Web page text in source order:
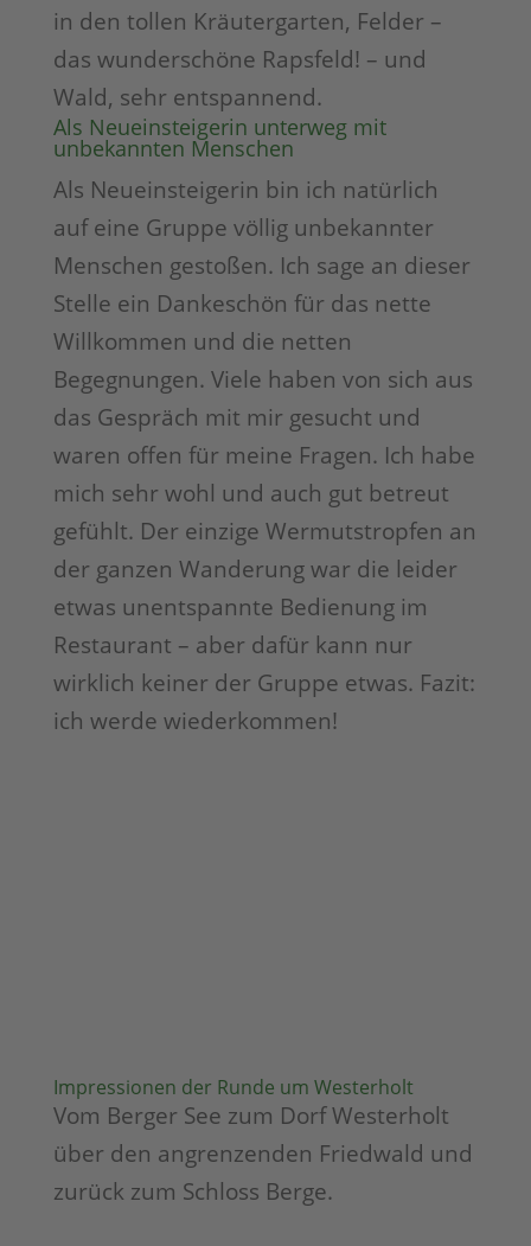
in den tollen Kräutergarten, Felder –
das wunderschöne Rapsfeld! – und
Wald, sehr entspannend.
Als Neueinsteigerin unterweg mit
unbekannten Menschen
Als Neueinsteigerin bin ich natürlich
auf eine Gruppe völlig unbekannter
Menschen gestoßen. Ich sage an dieser
Stelle ein Dankeschön für das nette
Willkommen und die netten
Begegnungen. Viele haben von sich aus
das Gespräch mit mir gesucht und
waren offen für meine Fragen. Ich habe
mich sehr wohl und auch gut betreut
gefühlt. Der einzige Wermutstropfen an
der ganzen Wanderung war die leider
etwas unentspannte Bedienung im
Restaurant – aber dafür kann nur
wirklich keiner der Gruppe etwas. Fazit:
ich werde wiederkommen!
Impressionen der Runde um Westerholt
Vom Berger See zum Dorf Westerholt
über den angrenzenden Friedwald und
zurück zum Schloss Berge.